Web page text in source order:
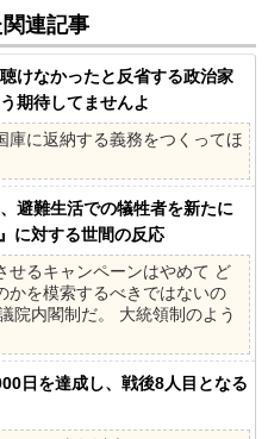
連記事
けなかったと反省する政治家
期待してませんよ
庫に返納する義務をつくってほ
避難生活での犠牲者を新たに
に対する世間の反応
せるキャンペーンはやめて ど
かを模索するべきではないの
院内閣制だ。 大統領制のよう
日を達成し、戦後8人目となる